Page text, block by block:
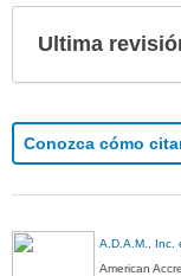
Ultima
Conozca cómo
A.D.A.M., Inc.
American